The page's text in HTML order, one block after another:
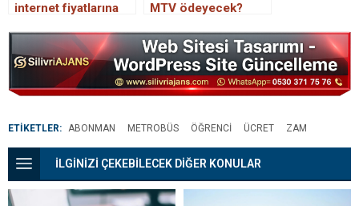
internet fiyatlarına
fiyatlar…
MTV ödeyecek?
tutarları ne kadar?
ETİKETLER: ABONMAN METROBÜS ÖĞRENCI ÜCRET ZAM
İLGİNİZİ ÇEKEBİLECEK DİĞER KONULAR